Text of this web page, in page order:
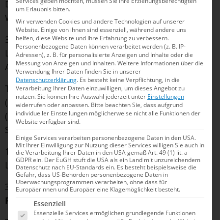
DHfK Leipzig),Finn Awe(2009/WSC Rostock),
William Ackmann (2008/SV Neptun Aachen)
3m-Brett Jugend A: Arthur Fleck (2010/SC DHfK
Leipzig),Finn Awe(2009/WSC Rostock), William
Ackmann (2008/SV Neptun Aachen)
Turmspringen Jugend A:Anton Taubert
(2010/Dresdner SC 1898), Jonas Fürstenau
(2009/WSC Rostock), Erik Camilo Amezquita
Schmiedtke (2008/Berliner TSC)
1m-Brett Jugend B:Niklas Kapust(2012/SC DHfK
Leipzig),Rudi Bollmann(2011/Dresdner SC 1898)
3m-Brett Jugend B: Jan Chrobak (WSC Rostock),
Rudi Bollmann(2011/Dresdner SC 1898)
um Erlaubnis bitten.
Wir verwenden Cookies und andere Technologien auf unserer
Website. Einige von ihnen sind essenziell, während andere uns
helfen, diese Website und Ihre Erfahrung zu verbessern.
Personenbezogene Daten können verarbeitet werden (z. B. IP-
Adressen), z. B. für personalisierte Anzeigen und Inhalte oder die
Messung von Anzeigen und Inhalten.Weitere Informationen über die
Verwendung Ihrer Daten finden Sie in unserer
Datenschutzerklärung. Es besteht keine Verpflichtung, in die
Verarbeitung Ihrer Daten einzuwilligen, um dieses Angebot zu
nutzen.Sie können Ihre Auswahl jederzeit unter Einstellungen
widerrufen oder anpassen. Bitte beachten Sie, dass aufgrund
individueller Einstellungen möglicherweise nicht alle Funktionen der
Website verfügbar sind.
Einige Services verarbeiten personenbezogene Daten in den USA.
Mit Ihrer Einwilligung zur Nutzung dieser Services willigen Sie auch in
die Verarbeitung Ihrer Daten in den USA gemäß Art. 49 (1) lit. a
GDPR ein. Der EuGH stuft die USA als ein Land mit unzureichendem
Datenschutz nach EU-Standards ein. Es besteht beispielsweise die
Gefahr, dass US-Behörden personenbezogene Daten in
Überwachungsprogrammen verarbeiten, ohne dass für
Europäerinnen und Europäer eine Klagemöglichkeit besteht.
Es folgt eine Liste der Service-Gruppen, für die
Essenziell
Essenzielle Services ermöglichen grundlegende Funktionen